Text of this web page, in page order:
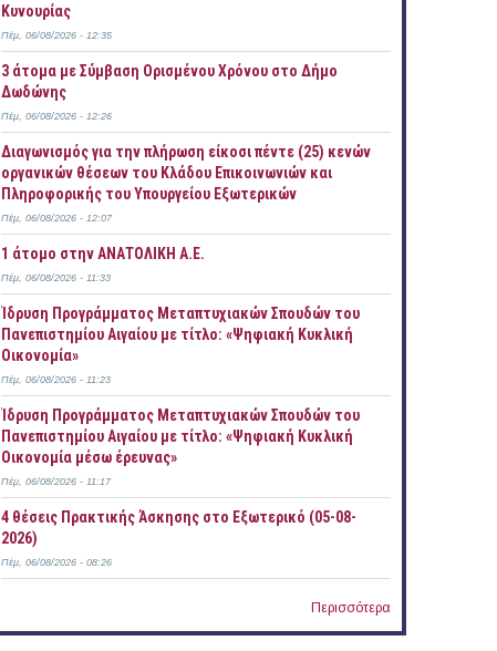
Κυνουρίας
Πέμ, 06/08/2026 - 12:35
3 άτομα με Σύμβαση Ορισμένου Χρόνου στο Δήμο
Δωδώνης
Πέμ, 06/08/2026 - 12:26
Διαγωνισμός για την πλήρωση είκοσι πέντε (25) κενών
οργανικών θέσεων του Κλάδου Επικοινωνιών και
Πληροφορικής του Υπουργείου Εξωτερικών
Πέμ, 06/08/2026 - 12:07
1 άτομο στην ΑΝΑΤΟΛΙΚΗ Α.Ε.
Πέμ, 06/08/2026 - 11:33
Ίδρυση Προγράμματος Μεταπτυχιακών Σπουδών του
Πανεπιστημίου Αιγαίου με τίτλο: «Ψηφιακή Κυκλική
Οικονομία»
Πέμ, 06/08/2026 - 11:23
Ίδρυση Προγράμματος Μεταπτυχιακών Σπουδών του
Πανεπιστημίου Αιγαίου με τίτλο: «Ψηφιακή Κυκλική
Οικονομία μέσω έρευνας»
Πέμ, 06/08/2026 - 11:17
4 θέσεις Πρακτικής Άσκησης στο Εξωτερικό (05-08-
2026)
Πέμ, 06/08/2026 - 08:26
Περισσότερα